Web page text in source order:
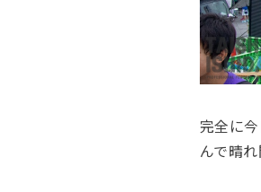
完全に
んで晴